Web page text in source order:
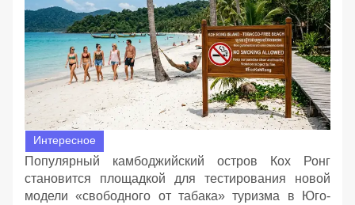
Интересное
Популярный камбоджийский остров Кох Ронг
становится площадкой для тестирования новой
модели «свободного от табака» туризма в Юго-